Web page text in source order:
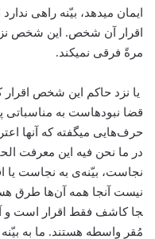
ایمان می­دهد، بیّنه راهی
اقرار آن شخص. این شخص نزد
مرةً فرقی نمی­کند.
یا نزد حاکم این شخص
قضا نبوده­است به
حرف‌هایی می­گفته که آن­ها
در ما نحن فیه این معرفت
نجاست، بیّنه‌ی به نجاست یا
جا كاشف فقط اقرار است و
مُقر واسطه هستند. ما به